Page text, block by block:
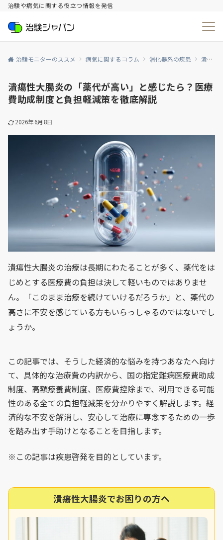
治験や病気に関する役立つ情報を発信
治験モニターのススメ 病気に関するコラム 消化器系の疾患 潰瘍性大腸炎
潰瘍性大腸炎の「薬代が高い」と感じたら？医療
費助成制度と負担軽減策を徹底解説
2026年6月8日
潰瘍性大腸炎の治療は長期にわたることが多く、薬代をは
じめとする医療費の負担は決して軽いものではありませ
ん。「このまま治療を続けていけるだろうか」と、薬代の
高さに不安を感じている方もいらっしゃるのではないでし
ょうか。
この記事では、そうした経済的な悩みを持つあなたへ向け
て、具体的な治療費の内訳から、国の指定難病医療費助成
制度、高額療養費制度、医療費控除まで、利用できる可能
性のある全ての負担軽減策を分かりやすく解説します。経
済的な不安を解消し、安心して治療に専念するための一歩
を踏み出す手助けとなることを目指します。
※この記事は疾患啓発を目的としています。
潰瘍性大腸炎でお困りの方へ